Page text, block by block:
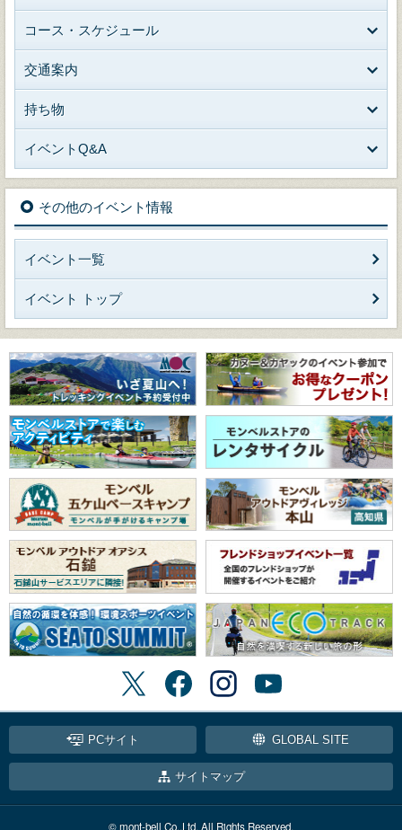
コース・スケジュール
交通案内
持ち物
イベントQ&A
その他のイベント情報
イベント一覧
イベント トップ
PCサイト GLOBAL SITE
サイトマップ
© mont-bell Co.,Ltd. All Rights Reserved.